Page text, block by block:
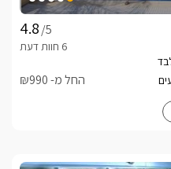
/5
החל מ- ₪990